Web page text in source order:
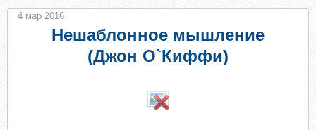
Нешаблонное мышление
(Джон О`Киффи)
4 мар 2016